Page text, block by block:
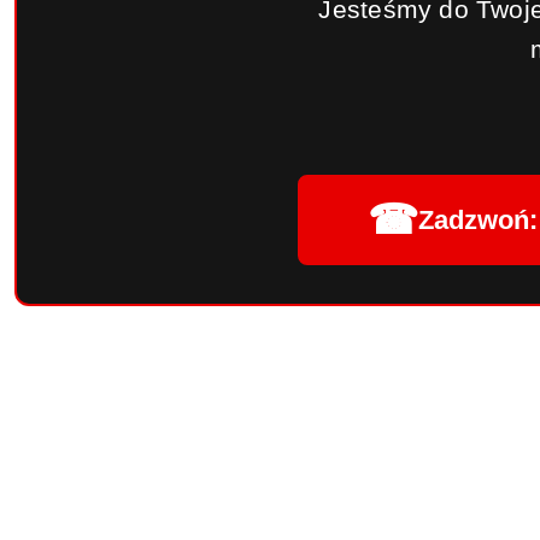
Jesteśmy do
☎